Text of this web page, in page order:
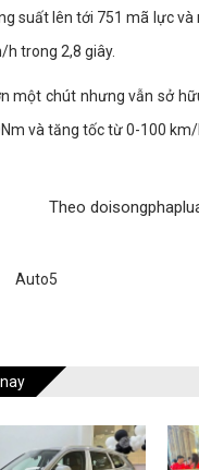
suất lên tới 751 mã lực
h trong 2,8 giây.
một chút nhưng vẫn sở
và tăng tốc từ 0-100 km/
Theo
Auto5